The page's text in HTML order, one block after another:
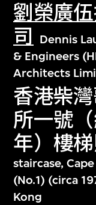
劉榮廣
司
Dennis
& Engineers
Architects
香港柴
所一號
年）樓
staircase,
(No.1) (circa
Kong